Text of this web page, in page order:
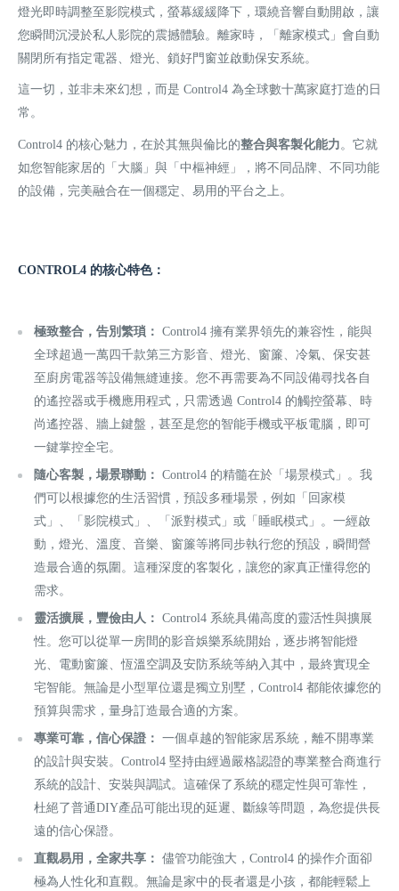
燈光即時調整至影院模式，螢幕緩緩降下，環繞音響自動開啟，讓
您瞬間沉浸於私人影院的震撼體驗。離家時，「離家模式」會自動
關閉所有指定電器、燈光、鎖好門窗並啟動保安系統。
這一切，並非未來幻想，而是 Control4 為全球數十萬家庭打造的日
常。
Control4 的核心魅力，在於其無與倫比的整合與客製化能力。它就
如您智能家居的「大腦」與「中樞神經」，將不同品牌、不同功能
的設備，完美融合在一個穩定、易用的平台之上。
CONTROL4 的核心特色：
極致整合，告別繁瑣： Control4 擁有業界領先的兼容性，能與
全球超過一萬四千款第三方影音、燈光、窗簾、冷氣、保安甚
至廚房電器等設備無縫連接。您不再需要為不同設備尋找各自
的遙控器或手機應用程式，只需透過 Control4 的觸控螢幕、時
尚遙控器、牆上鍵盤，甚至是您的智能手機或平板電腦，即可
一鍵掌控全宅。
隨心客製，場景聯動： Control4 的精髓在於「場景模式」。我
們可以根據您的生活習慣，預設多種場景，例如「回家模
式」、「影院模式」、「派對模式」或「睡眠模式」。一經啟
動，燈光、溫度、音樂、窗簾等將同步執行您的預設，瞬間營
造最合適的氛圍。這種深度的客製化，讓您的家真正懂得您的
需求。
靈活擴展，豐儉由人： Control4 系統具備高度的靈活性與擴展
性。您可以從單一房間的影音娛樂系統開始，逐步將智能燈
光、電動窗簾、恆溫空調及安防系統等納入其中，最終實現全
宅智能。無論是小型單位還是獨立別墅，Control4 都能依據您的
預算與需求，量身訂造最合適的方案。
專業可靠，信心保證： 一個卓越的智能家居系統，離不開專業
的設計與安裝。Control4 堅持由經過嚴格認證的專業整合商進行
系統的設計、安裝與調試。這確保了系統的穩定性與可靠性，
杜絕了普通DIY產品可能出現的延遲、斷線等問題，為您提供長
遠的信心保證。
直觀易用，全家共享： 儘管功能強大，Control4 的操作介面卻
極為人性化和直觀。無論是家中的長者還是小孩，都能輕鬆上